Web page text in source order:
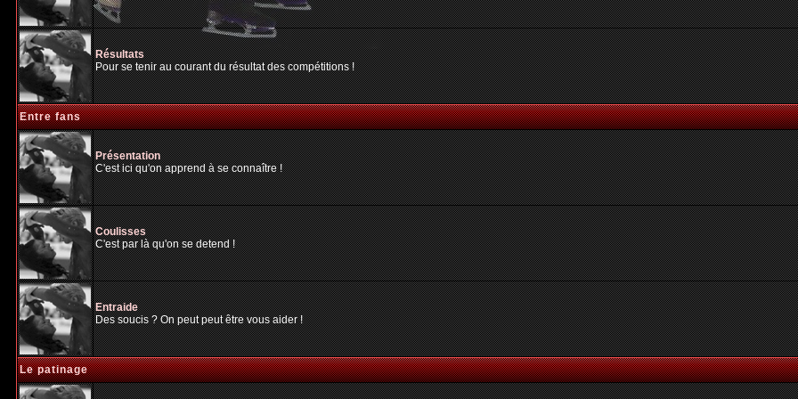
Résultats
Pour se tenir au courant du résultat des compétitions !
Entre fans
Présentation
C'est ici qu'on apprend à se connaître !
Coulisses
C'est par là qu'on se detend !
Entraide
Des soucis ? On peut peut être vous aider !
Le patinage